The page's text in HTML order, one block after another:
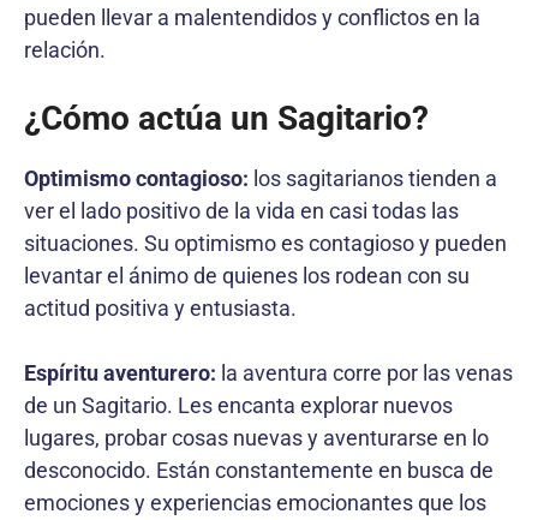
pueden llevar a malentendidos y conflictos en la
relación.
¿Cómo actúa un Sagitario?
Optimismo contagioso: los sagitarianos tienden a
ver el lado positivo de la vida en casi todas las
situaciones. Su optimismo es contagioso y pueden
levantar el ánimo de quienes los rodean con su
actitud positiva y entusiasta.
Espíritu aventurero: la aventura corre por las venas
de un Sagitario. Les encanta explorar nuevos
lugares, probar cosas nuevas y aventurarse en lo
desconocido. Están constantemente en busca de
emociones y experiencias emocionantes que los